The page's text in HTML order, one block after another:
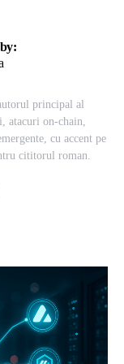
principal al
atacuri on-chain,
cu accent pe
cititorul roman.